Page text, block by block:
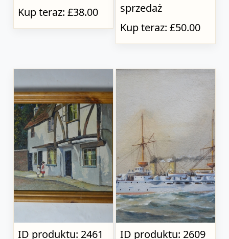
Kup teraz: £38.00
sprzedaż
Kup teraz: £50.00
ID produktu: 2461 ID produktu: 2609